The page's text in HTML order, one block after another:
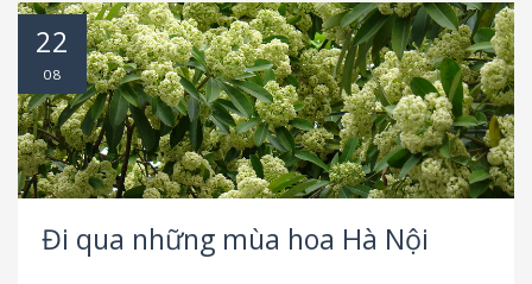
Đi qua những mùa hoa Hà Nội
22
08